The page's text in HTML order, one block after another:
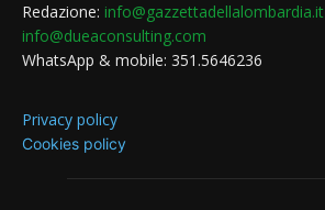
Redazione: info@gazzettadellalombardia.it
info@dueaconsulting.com
WhatsApp & mobile: 351.5646236
Privacy policy
Cookies policy